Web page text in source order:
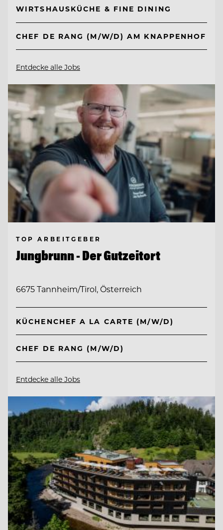
WIRTSHAUSKÜCHE & FINE DINING
CHEF DE RANG (M/W/D) AM KNAPPENHOF
Entdecke alle Jobs
TOP ARBEITGEBER
Jungbrunn - Der Gutzeitort
6675 Tannheim/Tirol, Österreich
KÜCHENCHEF A LA CARTE (M/W/D)
CHEF DE RANG (M/W/D)
Entdecke alle Jobs